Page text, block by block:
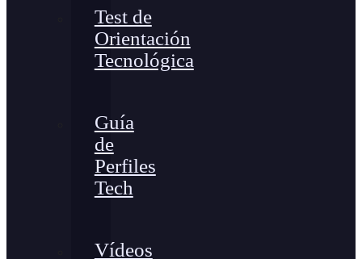
Test de
Orientación
Tecnológica
Guía
de
Perfiles
Tech
Vídeos